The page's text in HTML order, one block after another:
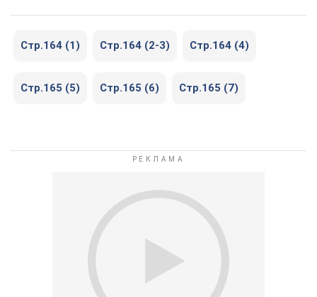
Стр.164 (1) Стр.164 (2-3) Стр.164 (4)
Стр.165 (5) Стр.165 (6) Стр.165 (7)